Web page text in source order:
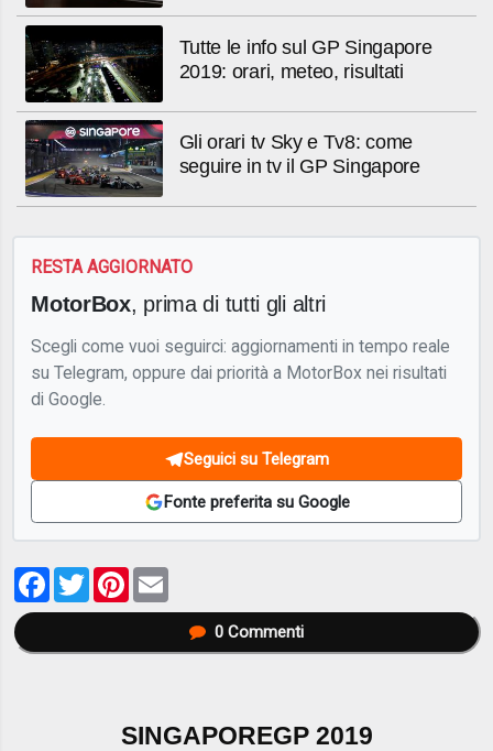
Tutte le info sul GP Singapore
2019: orari, meteo, risultati
Gli orari tv Sky e Tv8: come
seguire in tv il GP Singapore
RESTA AGGIORNATO
MotorBox, prima di tutti gli altri
Scegli come vuoi seguirci: aggiornamenti in tempo reale
su Telegram, oppure dai priorità a MotorBox nei risultati
di Google.
Seguici su Telegram
Fonte preferita su Google
Facebook
TwitterPinterest
0Commenti
SINGAPOREGP 2019